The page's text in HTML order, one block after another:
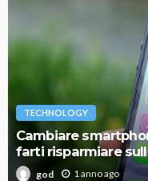
TECHNOLOGY
Cambiare
farti risparmiare
god 1 anno ago